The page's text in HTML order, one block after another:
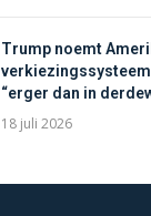
Trump noemt
“erger dan in
18 juli 2026